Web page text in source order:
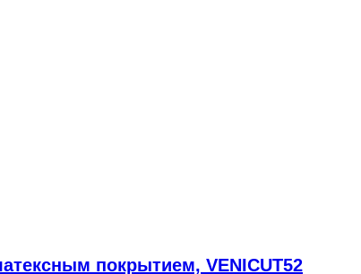
покрытием, VENICUT52